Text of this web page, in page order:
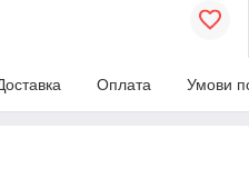
Оплата Умови